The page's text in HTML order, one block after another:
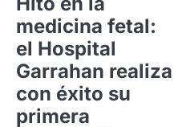
medicina fetal:
el Hospital
Garrahan realiza
con éxito su
primera